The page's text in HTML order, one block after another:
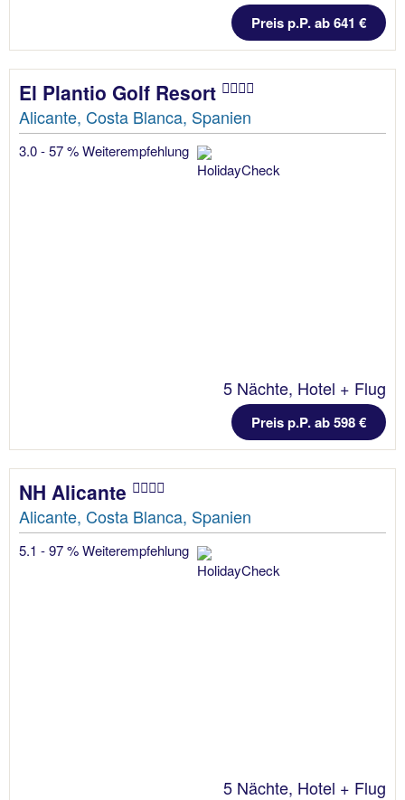
Preis p.P. ab 641 €
El Plantio Golf Resort
Alicante, Costa Blanca, Spanien
3.0 - 57 % Weiterempfehlung
5 Nächte, Hotel + Flug
Preis p.P. ab 598 €
NH Alicante
Alicante, Costa Blanca, Spanien
5.1 - 97 % Weiterempfehlung
5 Nächte, Hotel + Flug